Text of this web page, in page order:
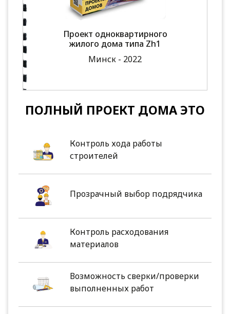
Проект одноквартирного
жилого дома типа Zh1
Минск - 2022
ПОЛНЫЙ ПРОЕКТ ДОМА ЭТО
Контроль хода работы
строителей
Прозрачный выбор подрядчика
Контроль расходования
материалов
Возможность сверки/проверки
выполненных работ